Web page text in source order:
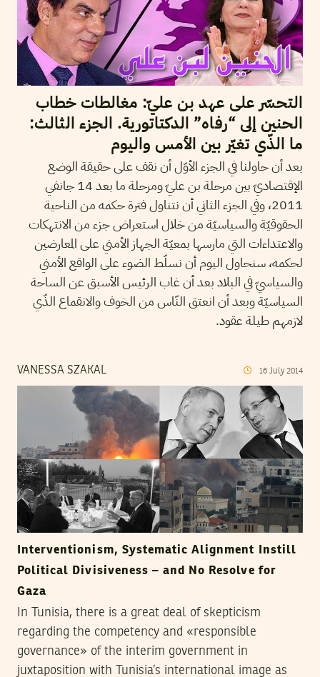
التحسّر على عهد بن عليّ: مغالطات خطاب
الحنين إلى “رفاه” الدكتاتورية. الجزء الثالث:
ما الذّي تغيّر بين الأمس واليوم
بعد أن حاولنا في الجزء الأوّل أن نقف على حقيقة الوضع
الإقتصاديّ بين مرحلة بن عليّ ومرحلة ما بعد 14 جانفي
2011، وفي الجزء الثاني أن نتناول فترة حكمه من الناحية
الحقوقيّة والسياسيّة من خلال استعراض جزء من الانتهكات
والاعتداءات التي مارسها بمعيّة الجهاز الأمني على المعارضين
لحكمه، سنحاول اليوم أن نسلّط الضوء على الواقع الأمني
والسياسيّ في البلاد بعد أن غاب الرئيس الأسبق عن الساحة
السياسيّة وبعد أن انعتق النّاس من الخوف والانقماع الذّي
لازمهم طيلة عقود.
VANESSA SZAKAL 16 July 2014
Interventionism, Systematic Alignment Instill
Political Divisiveness – and No Resolve for
Gaza
In Tunisia, there is a great deal of skepticism
regarding the competency and «responsible
governance» of the interim government in
juxtaposition with Tunisia’s international image as